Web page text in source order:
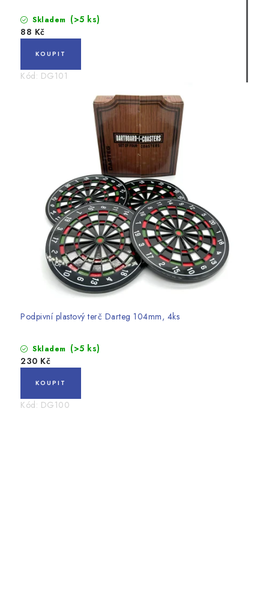
Skladem (>5 ks)
88 Kč
Kód: DG101
Podpivní plastový terč Darteg 104mm, 4ks
Skladem (>5 ks)
230 Kč
Kód: DG100